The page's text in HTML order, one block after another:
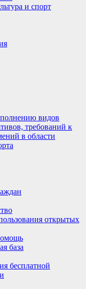
и спорт
видов
требований к
в области
открытых
база
бесплатной